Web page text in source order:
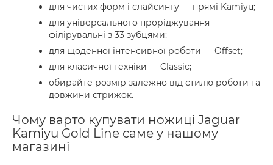
для чистих форм і слайсингу — прямі Kamiyu;
для універсального проріджування —
філірувальні з 33 зубцями;
для щоденної інтенсивної роботи — Offset;
для класичної техніки — Classic;
обирайте розмір залежно від стилю роботи та
довжини стрижок.
Чому варто купувати ножиці Jaguar
Kamiyu Gold Line саме у нашому
магазині